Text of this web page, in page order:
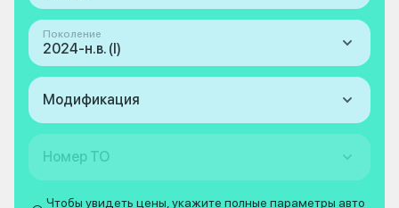
Поколение
2024-н.в. (I)
Модификация
Номер ТО
Чтобы увидеть цены, укажите полные параметры авто